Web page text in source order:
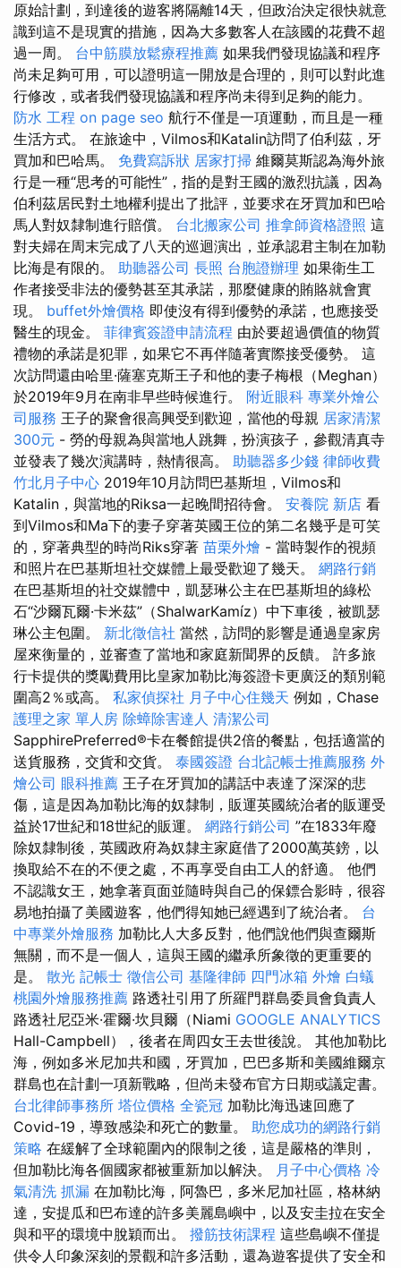
原始計劃，到達後的遊客將隔離14天，但政治決定很快就意
識到這不是現實的措施，因為大多數客人在該國的花費不超
過一周。 台中筋膜放鬆療程推薦 如果我們發現協議和程序
尚未足夠可用，可以證明這一開放是合理的，則可以對此進
行修改，或者我們發現協議和程序尚未得到足夠的能力。
防水 工程 on page seo 航行不僅是一項運動，而且是一種
生活方式。 在旅途中，Vilmos和Katalin訪問了伯利茲，牙
買加和巴哈馬。 免費寫訴狀 居家打掃 維爾莫斯認為海外旅
行是一種“思考的可能性”，指的是對王國的激烈抗議，因為
伯利茲居民對土地權利提出了批評，並要求在牙買加和巴哈
馬人對奴隸制進行賠償。 台北搬家公司 推拿師資格證照 這
對夫婦在周末完成了八天的巡迴演出，並承認君主制在加勒
比海是有限的。 助聽器公司 長照 台胞證辦理 如果衛生工
作者接受非法的優勢甚至其承諾，那麼健康的賄賂就會實
現。 buffet外燴價格 即使沒有得到優勢的承諾，也應接受
醫生的現金。 菲律賓簽證申請流程 由於要超過價值的物質
禮物的承諾是犯罪，如果它不再伴隨著實際接受優勢。 這
次訪問還由哈里·薩塞克斯王子和他的妻子梅根（Meghan）
於2019年9月在南非早些時候進行。 附近眼科 專業外燴公
司服務 王子的聚會很高興受到歡迎，當他的母親 居家清潔
300元 - 勞的母親為與當地人跳舞，扮演孩子，參觀清真寺
並發表了幾次演講時，熱情很高。 助聽器多少錢 律師收費
竹北月子中心 2019年10月訪問巴基斯坦，Vilmos和
Katalin，與當地的Riksa一起晚間招待會。 安養院 新店 看
到Vilmos和Ma下的妻子穿著英國王位的第二名幾乎是可笑
的，穿著典型的時尚Riks穿著 苗栗外燴 - 當時製作的視頻
和照片在巴基斯坦社交媒體上最受歡迎了幾天。 網路行銷
在巴基斯坦的社交媒體中，凱瑟琳公主在巴基斯坦的綠松
石“沙爾瓦爾·卡米茲”（ShalwarKamíz）中下車後，被凱瑟
琳公主包圍。 新北徵信社 當然，訪問的影響是通過皇家房
屋來衡量的，並審查了當地和家庭新聞界的反饋。 許多旅
行卡提供的獎勵費用比皇家加勒比海簽證卡更廣泛的類別範
圍高2％或高。 私家偵探社 月子中心住幾天 例如，Chase
護理之家 單人房 除蟑除害達人 清潔公司
SapphirePreferred®卡在餐館提供2倍的餐點，包括適當的
送貨服務，交貨和交貨。 泰國簽證 台北記帳士推薦服務 外
燴公司 眼科推薦 王子在牙買加的講話中表達了深深的悲
傷，這是因為加勒比海的奴隸制，販運英國統治者的販運受
益於17世紀和18世紀的販運。 網路行銷公司 ”在1833年廢
除奴隸制後，英國政府為奴隸主家庭借了2000萬英鎊，以
換取給不在的不便之處，不再享受自由工人的舒適。 他們
不認識女王，她拿著頁面並隨時與自己的保鏢合影時，很容
易地拍攝了美國遊客，他們得知她已經遇到了統治者。 台
中專業外燴服務 加勒比人大多反對，他們說他們與查爾斯
無關，而不是一個人，這與王國的繼承所象徵的更重要的
是。 散光 記帳士 徵信公司 基隆律師 四門冰箱 外燴 白蟻
桃園外燴服務推薦 路透社引用了所羅門群島委員會負責人
路透社尼亞米·霍爾·坎貝爾（Niami GOOGLE ANALYTICS
Hall-Campbell），後者在周四女王去世後說。 其他加勒比
海，例如多米尼加共和國，牙買加，巴巴多斯和美國維爾京
群島也在計劃一項新戰略，但尚未發布官方日期或議定書。
台北律師事務所 塔位價格 全瓷冠 加勒比海迅速回應了
Covid-19，導致感染和死亡的數量。 助您成功的網路行銷
策略 在緩解了全球範圍內的限制之後，這是嚴格的準則，
但加勒比海各個國家都被重新加以解決。 月子中心價格 冷
氣清洗 抓漏 在加勒比海，阿魯巴，多米尼加社區，格林納
達，安提瓜和巴布達的許多美麗島嶼中，以及安圭拉在安全
與和平的環境中脫穎而出。 撥筋技術課程 這些島嶼不僅提
供令人印象深刻的景觀和許多活動，還為遊客提供了安全和